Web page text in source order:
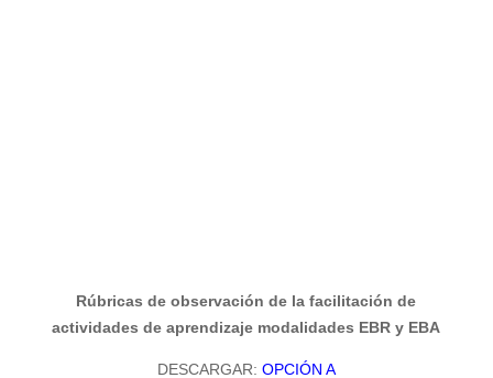
Rúbricas de observación de la facilitación de
actividades de aprendizaje modalidades EBR y EBA
DESCARGAR: OPCIÓN A